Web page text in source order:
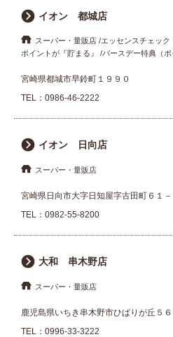
イオン 都城店
スーパー・量販店 エッセンスチェック
ポイントが『貯まる』
バースデー特典（ポ
宮崎県都城市早鈴町１９９０
TEL： 0986-46-2222
イオン 日向店
スーパー・量販店
宮崎県日向市大字日知屋字古田町６１－
TEL： 0982-55-8200
大和 串木野店
スーパー・量販店
鹿児島県いちき串木野市ひばりが丘５６
TEL： 0996-33-3222